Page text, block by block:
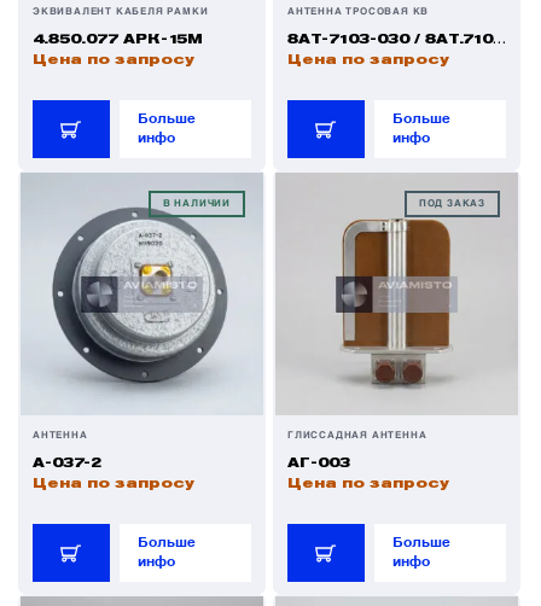
ЭКВИВАЛЕНТ КАБЕЛЯ РАМКИ
4.850.077 АРК-15М
Цена по запросу
Больше
инфо
АНТЕННА ТРОСОВАЯ КВ
8АТ-7103-030 / 8АТ.7103.030
Цена по запросу
Больше
инфо
В НАЛИЧИИ
АНТЕННА
А-037-2
Цена по запросу
Больше
инфо
ПОД ЗАКАЗ
ГЛИССАДНАЯ АНТЕННА
АГ-003
Цена по запросу
Больше
инфо
Датчики
Краны и клапаны
Монтажные рамы
Наземное вспомогательное оборудование
Насосы и регуляторы